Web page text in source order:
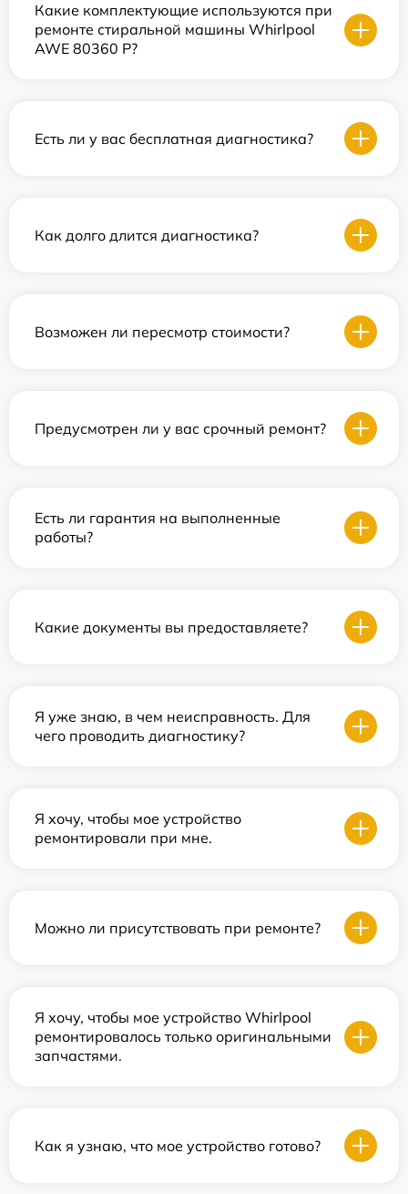
Какие комплектующие используются при
ремонте стиральной машины Whirlpool
AWE 80360 P?
Есть ли у вас бесплатная диагностика?
Как долго длится диагностика?
Возможен ли пересмотр стоимости?
Предусмотрен ли у вас срочный ремонт?
Есть ли гарантия на выполненные
работы?
Какие документы вы предоставляете?
Я уже знаю, в чем неисправность. Для
чего проводить диагностику?
Я хочу, чтобы мое устройство
ремонтировали при мне.
Можно ли присутствовать при ремонте?
Я хочу, чтобы мое устройство Whirlpool
ремонтировалось только оригинальными
запчастями.
Как я узнаю, что мое устройство готово?